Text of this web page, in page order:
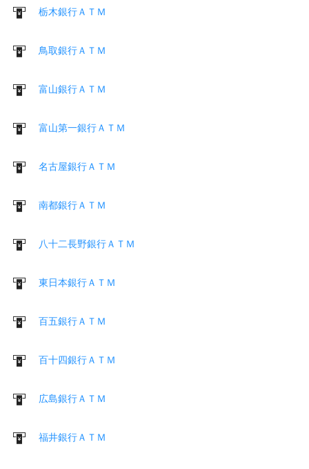
栃木銀行ＡＴＭ
鳥取銀行ＡＴＭ
富山銀行ＡＴＭ
富山第一銀行ＡＴＭ
名古屋銀行ＡＴＭ
南都銀行ＡＴＭ
八十二長野銀行ＡＴＭ
東日本銀行ＡＴＭ
百五銀行ＡＴＭ
百十四銀行ＡＴＭ
広島銀行ＡＴＭ
福井銀行ＡＴＭ